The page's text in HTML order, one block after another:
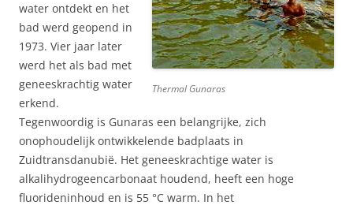
Thermal Gunaras
water ontdekt en het
bad werd geopend in
1973. Vier jaar later
werd het als bad met
geneeskrachtig water
erkend.
Tegenwoordig is Gunaras een belangrijke, zich
onophoudelijk ontwikkelende badplaats in
Zuidtransdanubië. Het geneeskrachtige water is
alkalihydrogeencarbonaat houdend, heeft een hoge
fluorideninhoud en is 55 °C warm. In het